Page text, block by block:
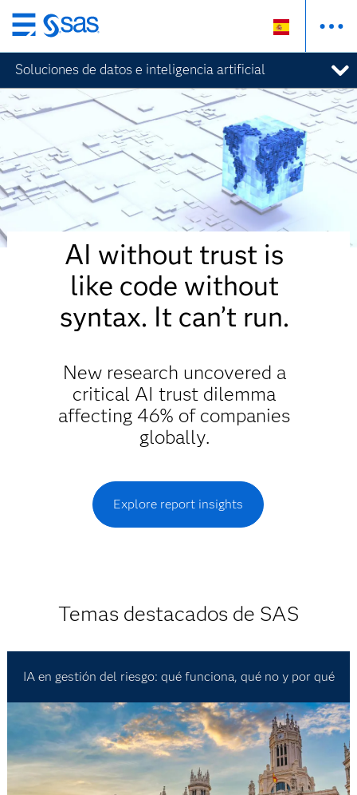
Ir
al
contenido
principal
Soluciones de datos e inteligencia artificial
AI without trust is
like code without
syntax. It can’t run.
New research uncovered a
critical AI trust dilemma
affecting 46% of companies
globally.
Explore report insights
Temas destacados de SAS
IA en gestión del riesgo: qué funciona, qué no y por qué